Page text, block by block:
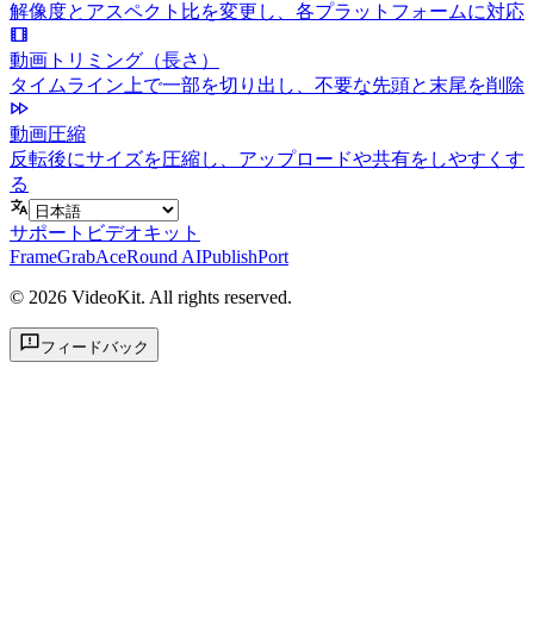
解像度とアスペクト比を変更し、各プラットフォームに対応
動画トリミング（長さ）
タイムライン上で一部を切り出し、不要な先頭と末尾を削除
動画圧縮
反転後にサイズを圧縮し、アップロードや共有をしやすくす
る
サポートビデオキット
FrameGrabAceRound AIPublishPort
© 2026 VideoKit. All rights reserved.
フィードバック